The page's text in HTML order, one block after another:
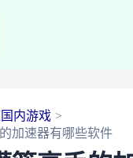
内游戏
加速器有哪些软件